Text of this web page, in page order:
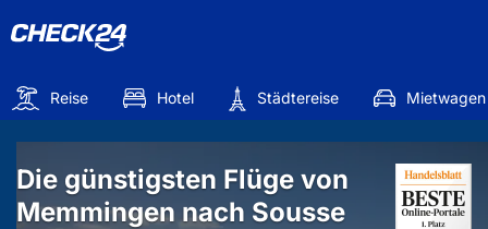
Reise Hotel Städtereise Mietwagen
Die günstigsten Flüge von
Memmingen nach Sousse